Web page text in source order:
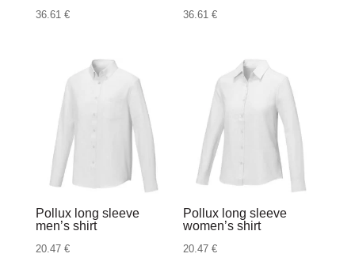
36.61 € 36.61€
Pollux long sleeve
men’s shirt
20.47 €
Pollux long sleeve
women’s shirt
20.47€